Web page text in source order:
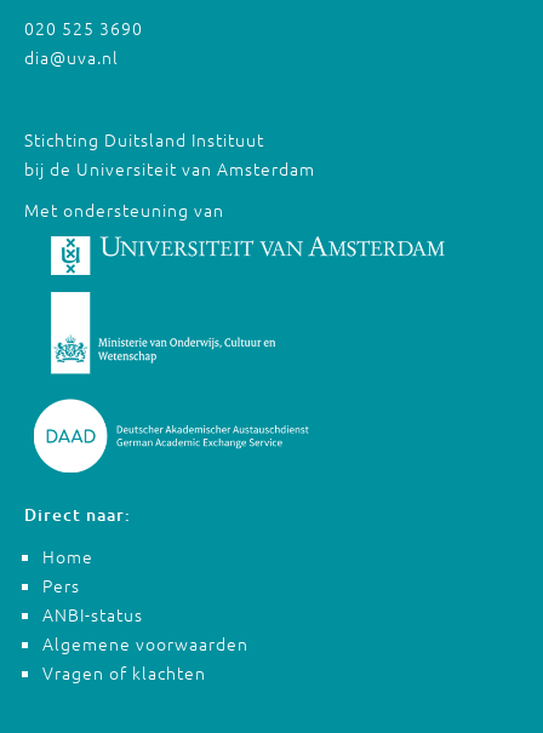
020 525 3690
dia@uva.nl
Stichting Duitsland Instituut
bij de Universiteit van Amsterdam
Met ondersteuning van
Direct naar:
Home
Pers
ANBI-status
Algemene voorwaarden
Vragen of klachten